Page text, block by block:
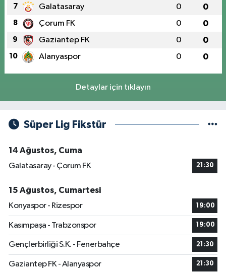
7 Galatasaray 0 0
8 Çorum FK 0 0
9 Gaziantep FK 0 0
10 Alanyaspor 0 0
Detaylar için tıklayın
Süper Lig Fikstür
14 Ağustos, Cuma
Galatasaray - Çorum FK
21:30
15 Ağustos, Cumartesi
Konyaspor - Rizespor
19:00
Kasımpaşa - Trabzonspor 19:00
Gençlerbirliği S.K. - Fenerbahçe 21:30
Gaziantep FK - Alanyaspor 21:30